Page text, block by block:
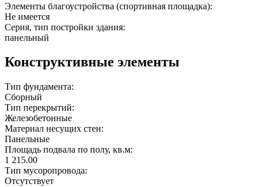
Элементы благоустройства (спортивная площадка):
Не имеется
Серия, тип постройки здания:
панельный
Конструктивные элементы
Тип фундамента:
Сборный
Тип перекрытий:
Железобетонные
Материал несущих стен:
Панельные
Площадь подвала по полу, кв.м:
1 215.00
Тип мусоропровода:
Отсутствует